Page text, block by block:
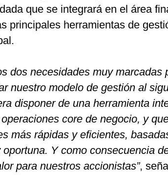
que se integrará en el área
principales herramientas de
dos necesidades muy marcadas
nuestro modelo de gestión al
disponer de una herramienta
core de negocio, y
más rápidas y eficientes,
oportuna. Y como consecuencia
para nuestros accionistas”,